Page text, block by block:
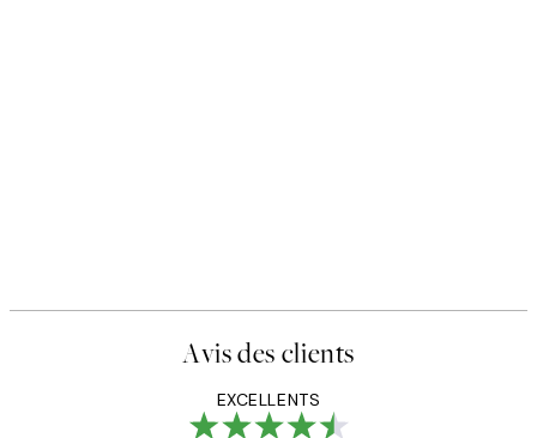
Avis des clients
EXCELLENTS